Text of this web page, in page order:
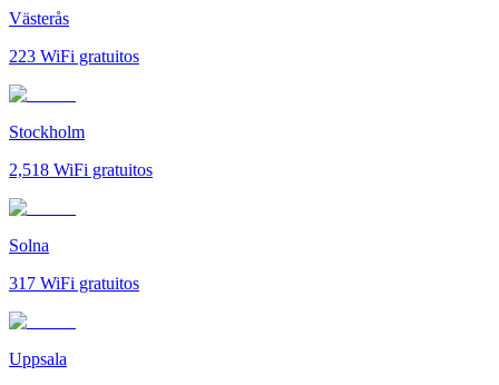
Västerås
223 WiFi gratuitos
Stockholm
2,518 WiFi gratuitos
Solna
317 WiFi gratuitos
Uppsala